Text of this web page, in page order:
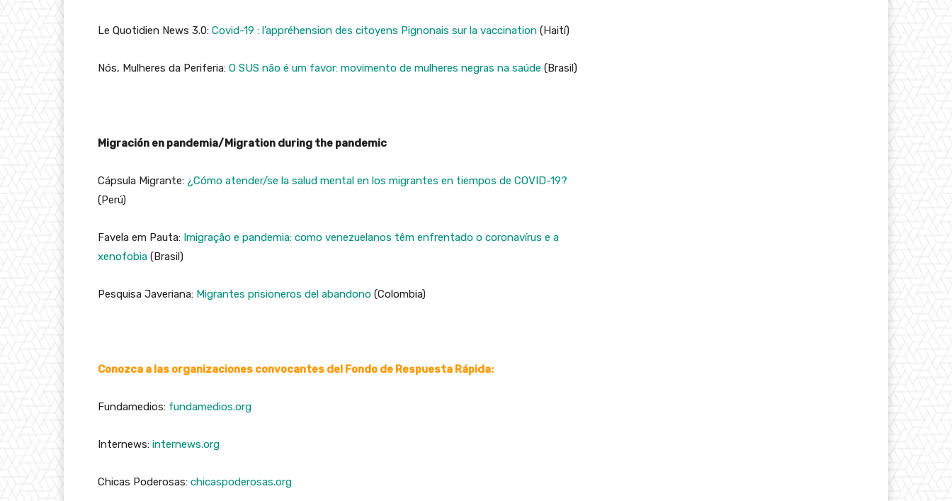
Le Quotidien News 3.0: Covid-19 : l’appréhension des citoyens Pignonais sur la vaccination (Haití)
Nós, Mulheres da Periferia: O SUS não é um favor: movimento de mulheres negras na saúde (Brasil)
Migración en pandemia/Migration during the pandemic
Cápsula Migrante: ¿Cómo atender/se la salud mental en los migrantes en tiempos de COVID-19?
(Perú)
Favela em Pauta: Imigração e pandemia: como venezuelanos têm enfrentado o coronavírus e a
xenofobia (Brasil)
Pesquisa Javeriana: Migrantes prisioneros del abandono (Colombia)
Conozca a las organizaciones convocantes del Fondo de Respuesta Rápida:
Fundamedios: fundamedios.org
Internews: internews.org
Chicas Poderosas: chicaspoderosas.org